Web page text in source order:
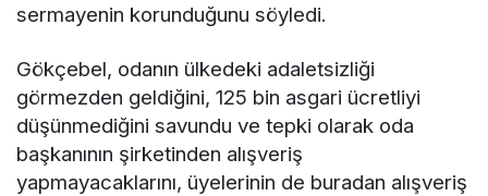
sermayenin korunduğunu söyledi.
Gökçebel, odanın ülkedeki adaletsizliği
görmezden geldiğini, 125 bin asgari ücretliyi
düşünmediğini savundu ve tepki olarak oda
başkanının şirketinden alışveriş
yapmayacaklarını, üyelerinin de buradan alışveriş